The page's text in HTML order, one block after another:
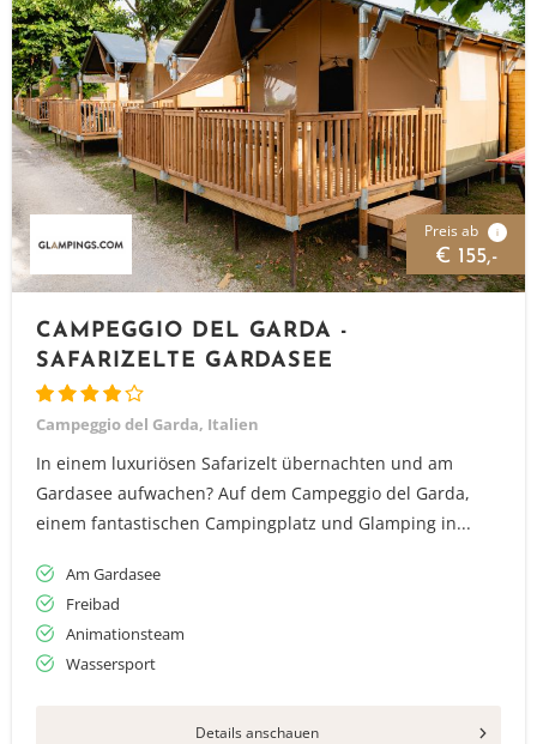
Preis ab i
€ 155,-
CAMPEGGIO DEL GARDA -
SAFARIZELTE GARDASEE
Campeggio del Garda, Italien
In einem luxuriösen Safarizelt übernachten und am
Gardasee aufwachen? Auf dem Campeggio del Garda,
einem fantastischen Campingplatz und Glamping in...
Am Gardasee
Freibad
Animationsteam
Wassersport
Details anschauen
Vielen Dank für das Abonnieren unseres Newsletters.